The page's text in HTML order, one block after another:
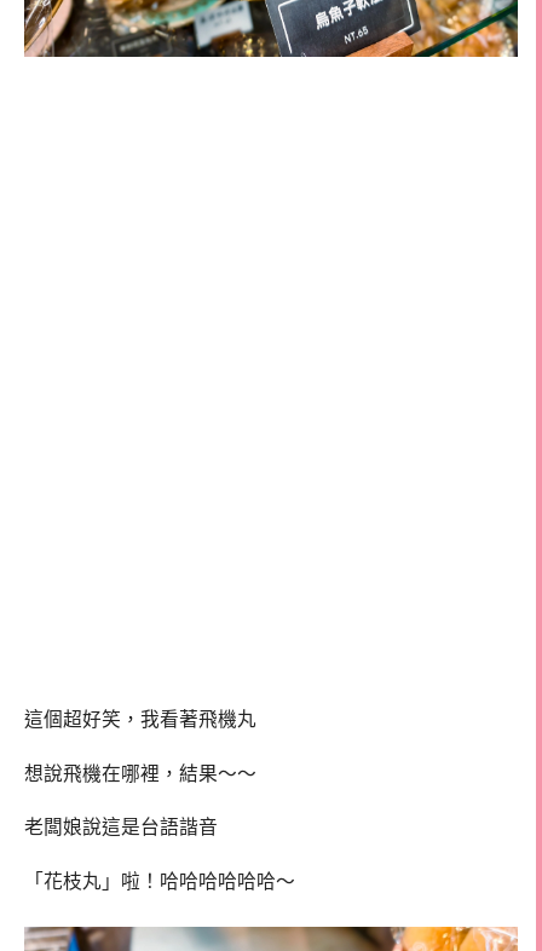
這個超好笑，我看著飛機丸
想說飛機在哪裡，結果～～
老闆娘說這是台語諧音
「花枝丸」啦！哈哈哈哈哈哈～